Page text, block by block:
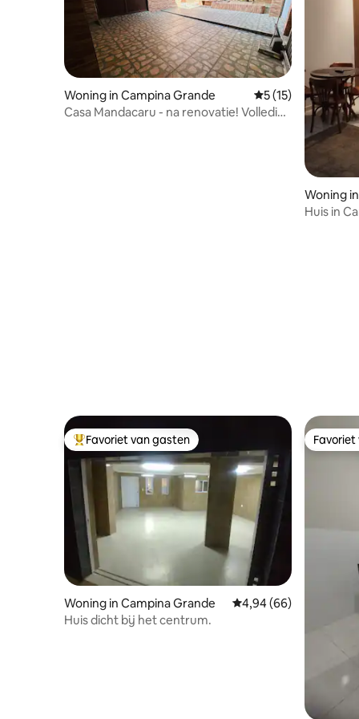
Woning in Campina Grande Gemiddelde
5 (15)
Casa Mandacaru - na renovatie! Volledige
Woning
Huis in
Topfavoriet van gasten
Favoriet van gasten
Woning in Campina Grande Gemiddelde
4,94 (66)
Huis dicht bij het centrum.